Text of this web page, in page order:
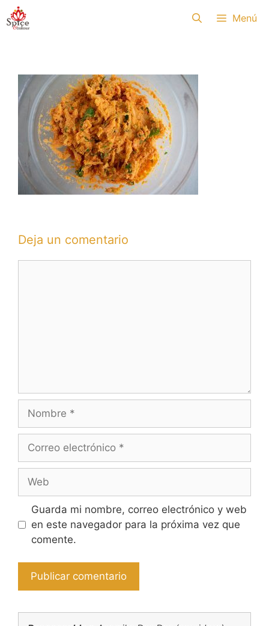
Saltar
al
Menú
Deja un comentario
electrónico
Guarda mi nombre, correo electrónico y web
en este navegador para la próxima vez que
comente.